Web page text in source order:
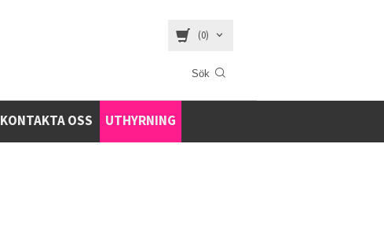
(0)
KONTAKTA OSS UTHYRNING